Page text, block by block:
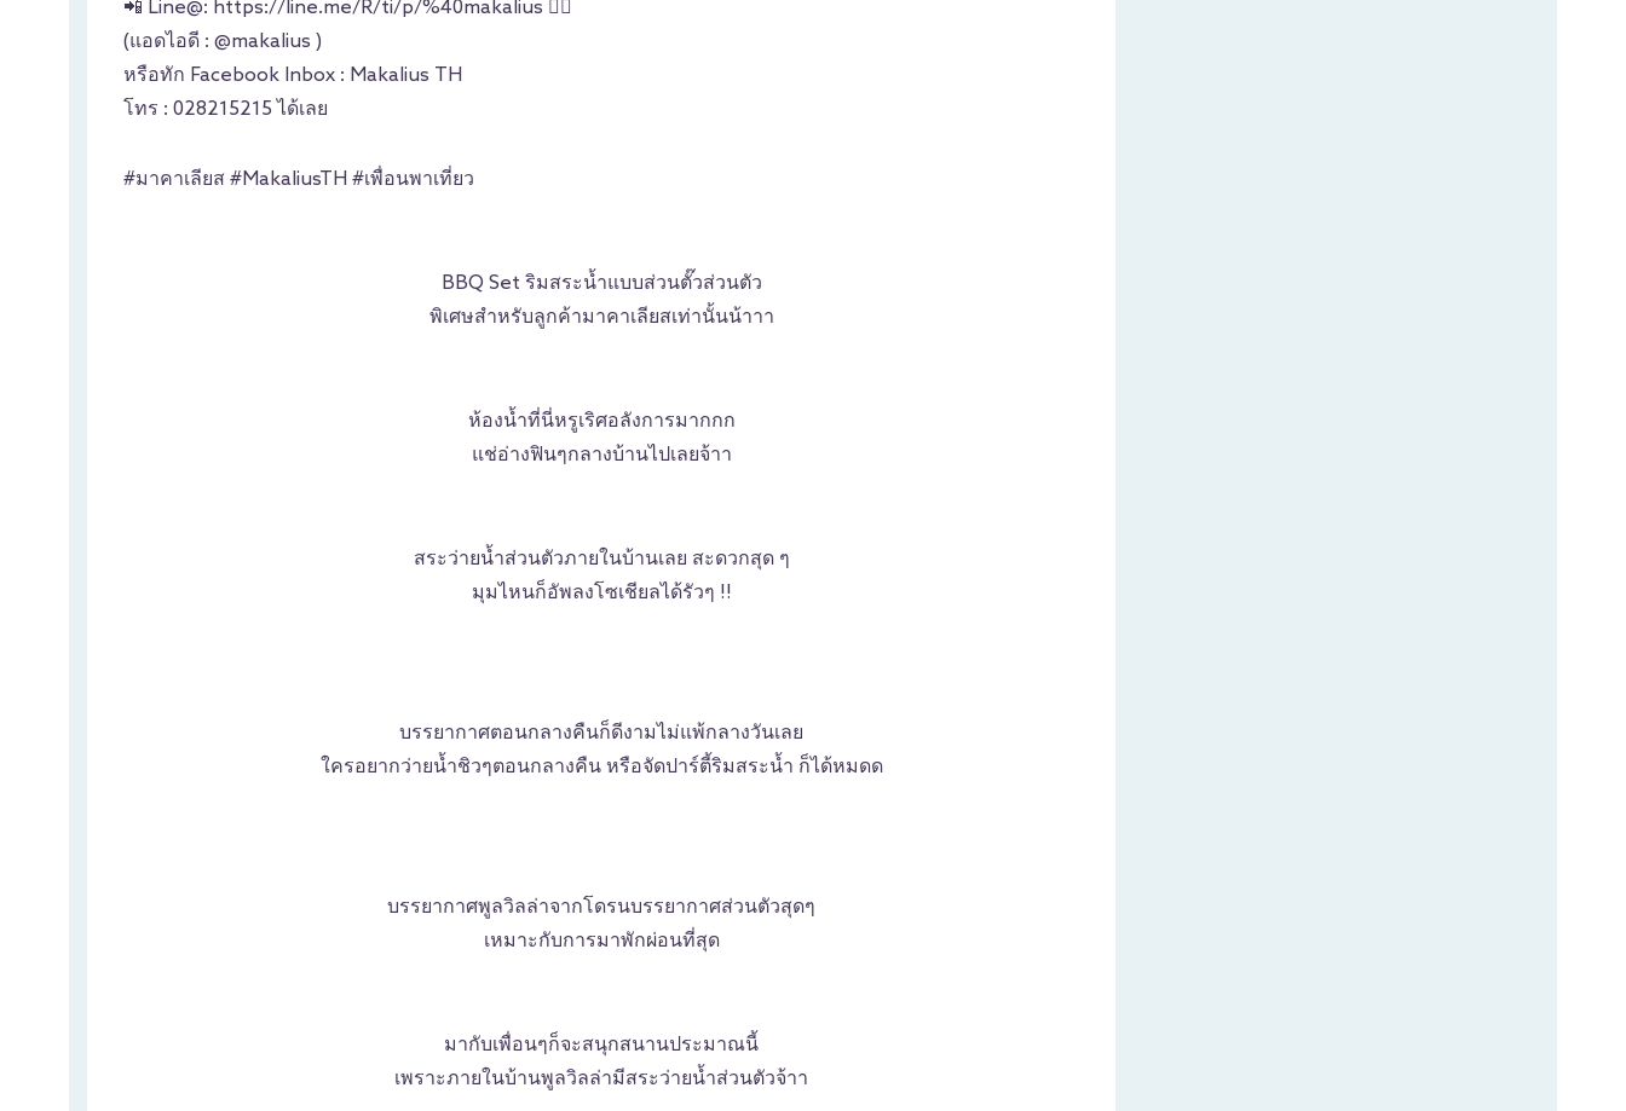
📲 Line@: https://line.me/R/ti/p/%40makalius 👈🏼
(แอดไอดี : @makalius )
หรือทัก Facebook Inbox : Makalius TH
โทร : 028215215 ได้เลย
#มาคาเลียส #MakaliusTH #เพื่อนพาเที่ยว
BBQ Set ริมสระน้ำแบบส่วนตั๊วส่วนตัว
พิเศษสำหรับลูกค้ามาคาเลียสเท่านั้นน้าาา
ห้องน้ำที่นี่หรูเริศอลังการมากกก
แช่อ่างฟินๆกลางบ้านไปเลยจ้าา
สระว่ายน้ำส่วนตัวภายในบ้านเลย สะดวกสุด ๆ
มุมไหนก็อัพลงโซเชียลได้รัวๆ !!
บรรยากาศตอนกลางคืนก็ดีงามไม่แพ้กลางวันเลย
ใครอยากว่ายน้ำชิวๆตอนกลางคืน หรือจัดปาร์ตี้ริมสระน้ำ ก็ได้หมดด
บรรยากาศพูลวิลล่าจากโดรนบรรยากาศส่วนตัวสุดๆ
เหมาะกับการมาพักผ่อนที่สุด
มากับเพื่อนๆก็จะสนุกสนานประมาณนี้
เพราะภายในบ้านพูลวิลล่ามีสระว่ายน้ำส่วนตัวจ้าา